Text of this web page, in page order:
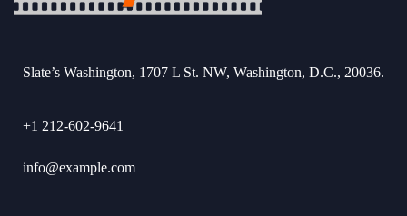
Slate’s Washington, 1707 L St. NW, Washington, D.C., 20036.
+1 212-602-9641
info@example.com